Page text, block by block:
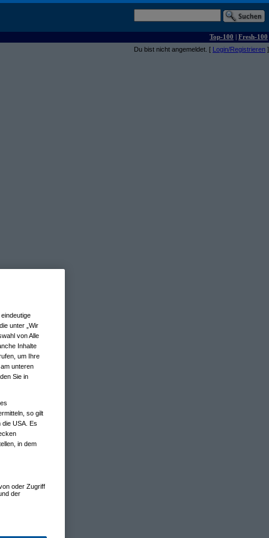
Top-100 | Fresh-100
Du bist nicht angemeldet. [ Login/Registrieren ]
unter „Wir
von Alle
Inhalte
um Ihre
unteren
Sie in
so gilt
die USA. Es
in dem
oder Zugriff
der